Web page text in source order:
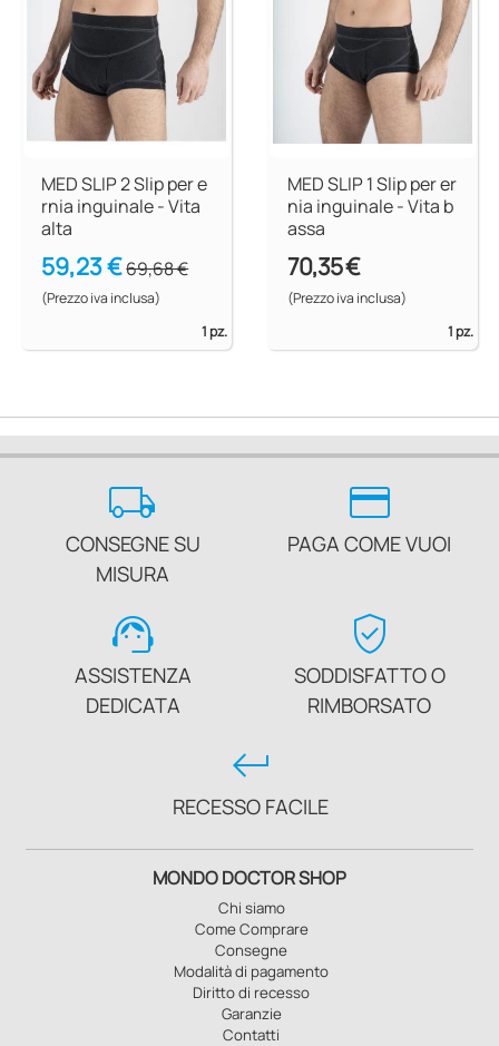
MED SLIP 2 Slip per e
rnia inguinale - Vita
alta
59,23 €69,68 €
(Prezzo iva inclusa)
1 pz.
MED SLIP 1 Slip per er
nia inguinale - Vita b
assa
70,35 €
(Prezzo iva inclusa)
1 pz.
local_shipping
CONSEGNE SU
MISURA
credit_card
PAGA COME VUOI
support_agent
ASSISTENZA
DEDICATA
verified_user
SODDISFATTO O
RIMBORSATO
keyboard_return
RECESSO FACILE
MONDO DOCTOR SHOP
Chi siamo
Come Comprare
Consegne
Modalità di pagamento
Diritto di recesso
Garanzie
Contatti